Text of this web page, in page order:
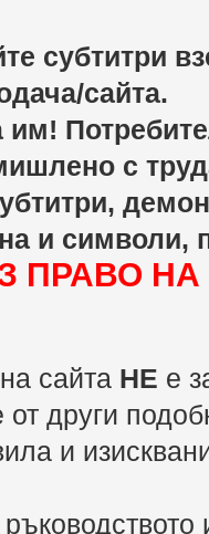
субтитри
сайта.
с
и
ПРАВО
сайта НЕ е
други
и